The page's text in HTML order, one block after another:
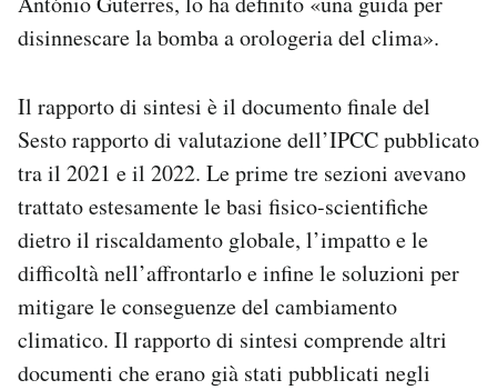
disinnescare la bomba a orologeria del clima».
Il rapporto di sintesi è il documento finale del
Sesto rapporto di valutazione dell’IPCC pubblicato
tra il 2021 e il 2022. Le prime tre sezioni avevano
trattato estesamente le basi fisico-scientifiche
dietro il riscaldamento globale, l’impatto e le
difficoltà nell’affrontarlo e infine le soluzioni per
mitigare le conseguenze del cambiamento
climatico. Il rapporto di sintesi comprende altri
documenti che erano già stati pubblicati negli